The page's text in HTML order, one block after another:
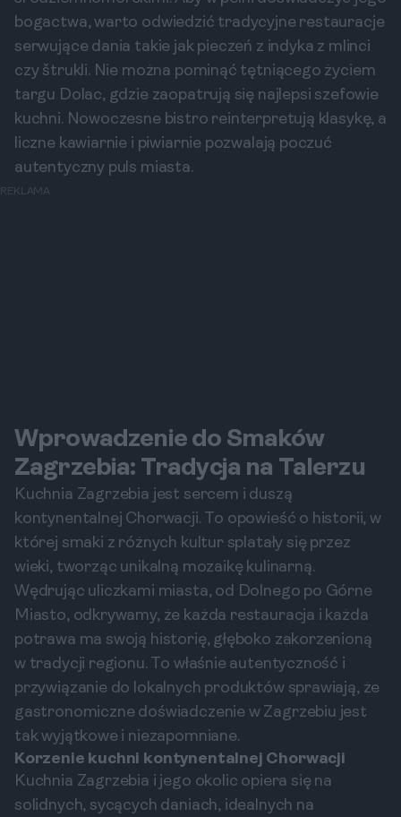
bogactwa, warto odwiedzić tradycyjne restauracje
serwujące dania takie jak pieczeń z indyka z mlinci
czy štrukli. Nie można pominąć tętniącego życiem
targu Dolac, gdzie zaopatrują się najlepsi szefowie
kuchni. Nowoczesne bistro reinterpretują klasykę, a
liczne kawiarnie i piwiarnie pozwalają poczuć
autentyczny puls miasta.
REKLAMA
Wprowadzenie do Smaków
Zagrzebia: Tradycja na Talerzu
Kuchnia Zagrzebia jest sercem i duszą
kontynentalnej Chorwacji. To opowieść o historii, w
której smaki z różnych kultur splatały się przez
wieki, tworząc unikalną mozaikę kulinarną.
Wędrując uliczkami miasta, od Dolnego po Górne
Miasto, odkrywamy, że każda restauracja i każda
potrawa ma swoją historię, głęboko zakorzenioną
w tradycji regionu. To właśnie autentyczność i
przywiązanie do lokalnych produktów sprawiają, że
gastronomiczne doświadczenie w Zagrzebiu jest
tak wyjątkowe i niezapomniane.
Korzenie kuchni kontynentalnej Chorwacji
Kuchnia Zagrzebia i jego okolic opiera się na
solidnych, sycących daniach, idealnych na